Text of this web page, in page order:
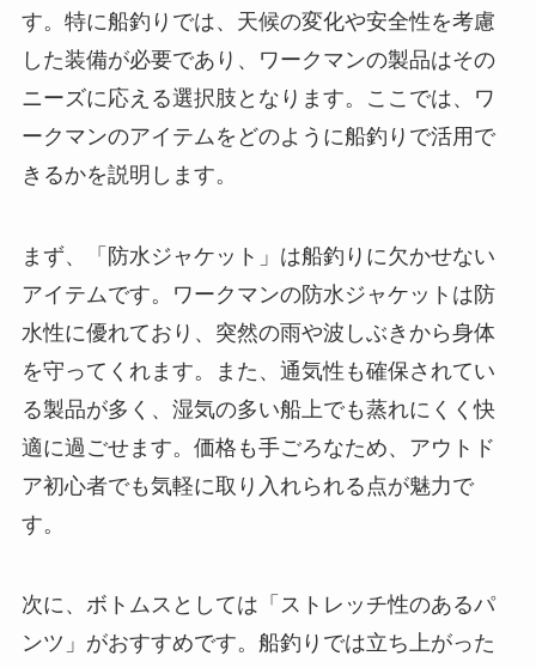
す。特に船釣りでは、天候の変化や安全性を考慮
した装備が必要であり、ワークマンの製品はその
ニーズに応える選択肢となります。ここでは、ワ
ークマンのアイテムをどのように船釣りで活用で
きるかを説明します。
まず、「防水ジャケット」は船釣りに欠かせない
アイテムです。ワークマンの防水ジャケットは防
水性に優れており、突然の雨や波しぶきから身体
を守ってくれます。また、通気性も確保されてい
る製品が多く、湿気の多い船上でも蒸れにくく快
適に過ごせます。価格も手ごろなため、アウトド
ア初心者でも気軽に取り入れられる点が魅力で
す。
次に、ボトムスとしては「ストレッチ性のあるパ
ンツ」がおすすめです。船釣りでは立ち上がった